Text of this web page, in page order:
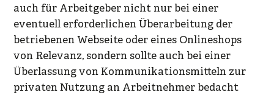
auch für Arbeitgeber nicht nur bei einer
eventuell erforderlichen Überarbeitung der
betriebenen Webseite oder eines Onlineshops
von Relevanz, sondern sollte auch bei einer
Überlassung von Kommunikationsmitteln zur
privaten Nutzung an Arbeitnehmer bedacht